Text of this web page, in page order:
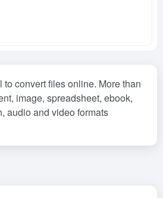
convert files online. More than
image, spreadsheet, ebook,
audio and video formats